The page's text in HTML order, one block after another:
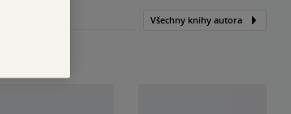
Všechny knihy autora